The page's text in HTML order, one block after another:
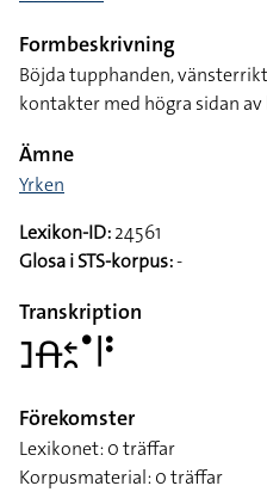
Formbeskrivning
Böjda tupphanden,
kontakter med högra sidan
Ämne
Yrken
Lexikon-ID:24561
Glosa i STS-korpus:-
Transkription
􌤔􌤯􌥓􌥘􌤟􌥼􌥻
Förekomster
Lexikonet: 0 träffar
Korpusmaterial: 0 träffar